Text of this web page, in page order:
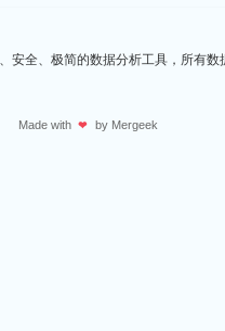
Made with ❤ by Mergeek